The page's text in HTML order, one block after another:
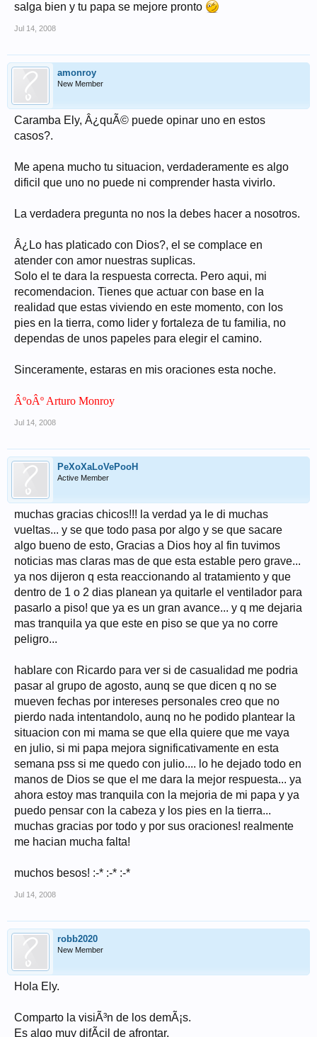
salga bien y tu papa se mejore pronto
Jul 14, 2008
amonroy
New Member
Caramba Ely, Â¿quÃ© puede opinar uno en estos
casos?.
Me apena mucho tu situacion, verdaderamente es algo
dificil que uno no puede ni comprender hasta vivirlo.
La verdadera pregunta no nos la debes hacer a nosotros.
Â¿Lo has platicado con Dios?, el se complace en
atender con amor nuestras suplicas.
Solo el te dara la respuesta correcta. Pero aqui, mi
recomendacion. Tienes que actuar con base en la
realidad que estas viviendo en este momento, con los
pies en la tierra, como lider y fortaleza de tu familia, no
dependas de unos papeles para elegir el camino.
Sinceramente, estaras en mis oraciones esta noche.
ÂºoÂº Arturo Monroy
Jul 14, 2008
PeXoXaLoVePooH
Active Member
muchas gracias chicos!!! la verdad ya le di muchas
vueltas... y se que todo pasa por algo y se que sacare
algo bueno de esto, Gracias a Dios hoy al fin tuvimos
noticias mas claras mas de que esta estable pero grave...
ya nos dijeron q esta reaccionando al tratamiento y que
dentro de 1 o 2 dias planean ya quitarle el ventilador para
pasarlo a piso! que ya es un gran avance... y q me dejaria
mas tranquila ya que este en piso se que ya no corre
peligro...
hablare con Ricardo para ver si de casualidad me podria
pasar al grupo de agosto, aunq se que dicen q no se
mueven fechas por intereses personales creo que no
pierdo nada intentandolo, aunq no he podido plantear la
situacion con mi mama se que ella quiere que me vaya
en julio, si mi papa mejora significativamente en esta
semana pss si me quedo con julio.... lo he dejado todo en
manos de Dios se que el me dara la mejor respuesta... ya
ahora estoy mas tranquila con la mejoria de mi papa y ya
puedo pensar con la cabeza y los pies en la tierra...
muchas gracias por todo y por sus oraciones! realmente
me hacian mucha falta!
muchos besos! :-* :-* :-*
Jul 14, 2008
robb2020
New Member
Hola Ely.
Comparto la visiÃ³n de los demÃ¡s.
Es algo muy difÃ­cil de afrontar.